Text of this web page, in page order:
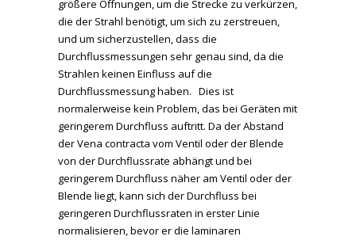
größere Öffnungen, um die Strecke zu verkürzen,
die der Strahl benötigt, um sich zu zerstreuen,
und um sicherzustellen, dass die
Durchflussmessungen sehr genau sind, da die
Strahlen keinen Einfluss auf die
Durchflussmessung haben. Dies ist
normalerweise kein Problem, das bei Geräten mit
geringerem Durchfluss auftritt. Da der Abstand
der Vena contracta vom Ventil oder der Blende
von der Durchflussrate abhängt und bei
geringerem Durchfluss näher am Ventil oder der
Blende liegt, kann sich der Durchfluss bei
geringeren Durchflussraten in erster Linie
normalisieren, bevor er die laminaren